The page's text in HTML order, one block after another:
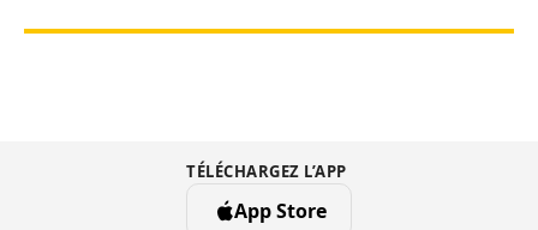
TÉLÉCHARGEZ L’APP
App Store